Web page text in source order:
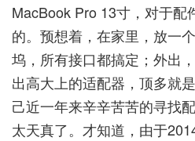
MacBook Pro 13寸，对于配
的。预想着，在家里，放一
坞，所有接口都搞定；外出
出高大上的适配器，顶多就
己近一年来辛辛苦苦的寻找
太天真了。才知道，由于